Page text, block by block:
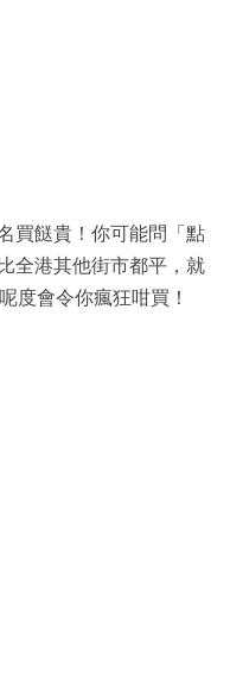
買餸貴！你可能問「點
全港其他街市都平，就
度會令你瘋狂咁買！